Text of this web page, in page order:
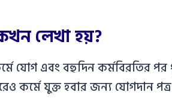
লেখা হয়?
যোগ এবং বহুদিন কর্মবিরতির পর
কর্মে যুক্ত হবার জন্য যোগদান